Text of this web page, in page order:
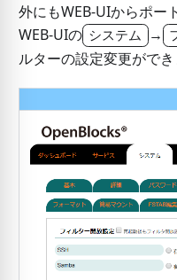
外にもWEB-UIからポー
WEB-UIの システム →
ルターの設定変更ができ